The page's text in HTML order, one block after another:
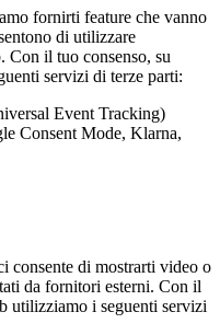
fornirti feature che vanno
di utilizzare
Con il tuo consenso, su
servizi di terze parti:
Event Tracking)
Consent Mode, Klarna,
consente di mostrarti video o
da fornitori esterni. Con il
utilizziamo i seguenti servizi